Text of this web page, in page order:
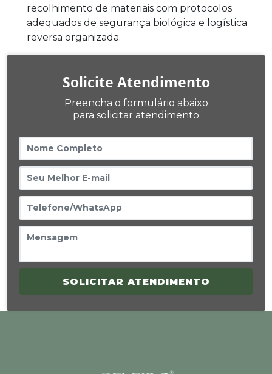
recolhimento de materiais com protocolos
adequados de segurança biológica e logística
reversa organizada.
Solicite Atendimento
Preencha o formulário abaixo
para solicitar atendimento
SOLICITAR ATENDIMENTO